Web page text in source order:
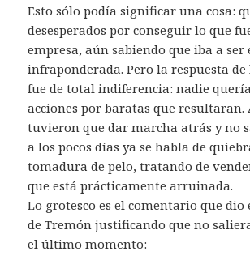
Esto sólo podía significar una cosa:
desesperados por conseguir lo que
empresa, aún sabiendo que iba a
infraponderada. Pero la respuesta
fue de total indiferencia: nadie
acciones por baratas que resultaran.
tuvieron que dar marcha atrás y no
a los pocos días ya se habla de
tomadura de pelo, tratando de
que está prácticamente arruinada.
Lo grotesco es el comentario que dio
de Tremón justificando que no
el último momento: